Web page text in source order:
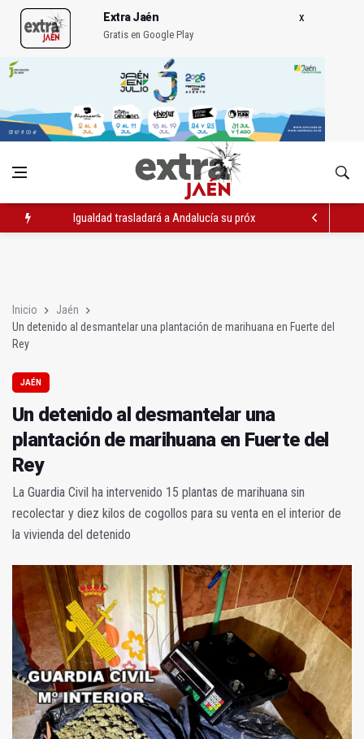
Extra Jaén
Gratis en Google Play
Igualdad trasladará a Andalucía su próximo comité de crisis
Inicio
Jaén
Un detenido al desmantelar una plantación de marihuana en Fuerte del
Rey
JAÉN
Un detenido al desmantelar una
plantación de marihuana en Fuerte del
Rey
La Guardia Civil ha intervenido 15 plantas de marihuana sin
recolectar y diez kilos de cogollos para su venta en el interior de
la vivienda del detenido